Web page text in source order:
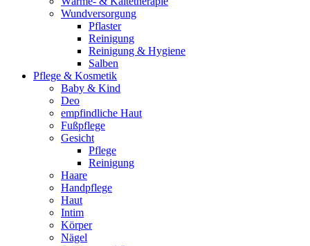
Wundversorgung
Pflaster
Reinigung
Reinigung & Hygiene
Salben
Pflege & Kosmetik
Baby & Kind
Deo
empfindliche Haut
Fußpflege
Gesicht
Pflege
Reinigung
Haare
Handpflege
Haut
Intim
Körper
Nägel